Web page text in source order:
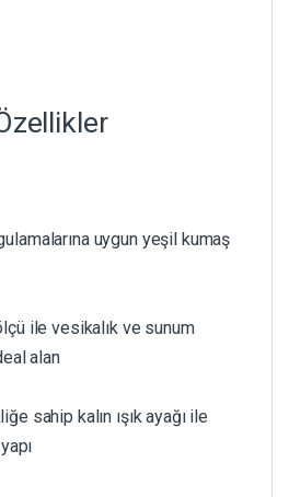
uygun yeşil kumaş
ile vesikalık ve sunum
alan
sahip kalın ışık ayağı ile